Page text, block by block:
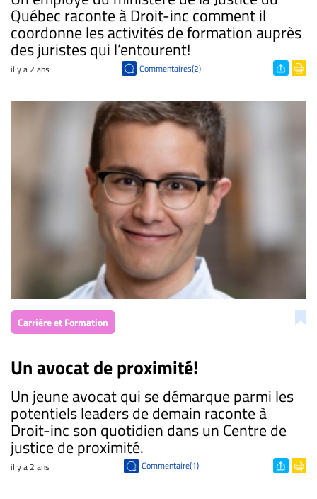
Québec raconte à Droit-inc comment il
coordonne les activités de formation auprès
des juristes qui l’entourent!
il y a 2 ans Commentaires(2)
Carrière et Formation
Un avocat de proximité!
Un jeune avocat qui se démarque parmi les
potentiels leaders de demain raconte à
Droit-inc son quotidien dans un Centre de
justice de proximité.
il y a 2 ans Commentaire(1)